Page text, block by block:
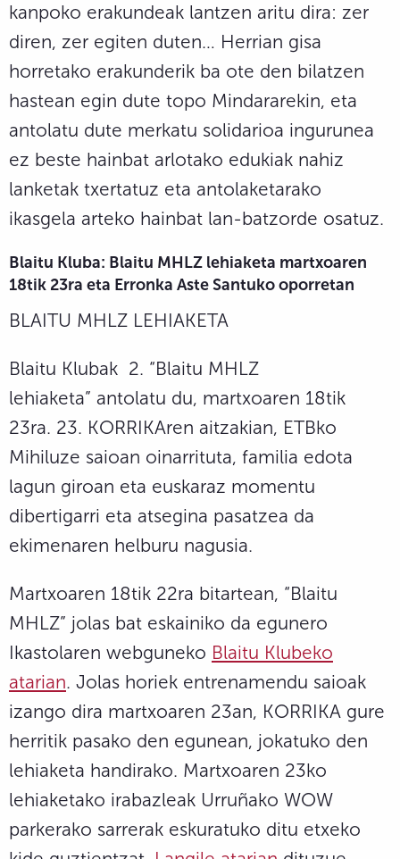
kanpoko erakundeak lantzen aritu dira: zer
diren, zer egiten duten… Herrian gisa
horretako erakunderik ba ote den bilatzen
hastean egin dute topo Mindararekin, eta
antolatu dute merkatu solidarioa ingurunea
ez beste hainbat arlotako edukiak nahiz
lanketak txertatuz eta antolaketarako
ikasgela arteko hainbat lan-batzorde osatuz.
Blaitu Kluba: Blaitu MHLZ lehiaketa martxoaren
18tik 23ra eta Erronka Aste Santuko oporretan
BLAITU MHLZ LEHIAKETA
Blaitu Klubak 2. “Blaitu MHLZ
lehiaketa” antolatu du, martxoaren 18tik
23ra. 23. KORRIKAren aitzakian, ETBko
Mihiluze saioan oinarrituta, familia edota
lagun giroan eta euskaraz momentu
dibertigarri eta atsegina pasatzea da
ekimenaren helburu nagusia.
Martxoaren 18tik 22ra bitartean, “Blaitu
MHLZ” jolas bat eskainiko da egunero
Ikastolaren webguneko Blaitu Klubeko
atarian. Jolas horiek entrenamendu saioak
izango dira martxoaren 23an, KORRIKA gure
herritik pasako den egunean, jokatuko den
lehiaketa handirako. Martxoaren 23ko
lehiaketako irabazleak Urruñako WOW
parkerako sarrerak eskuratuko ditu etxeko